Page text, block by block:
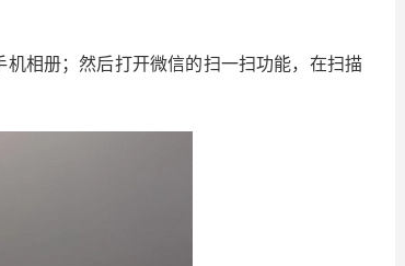
相册；然后打开微信的扫一扫功能，在扫描